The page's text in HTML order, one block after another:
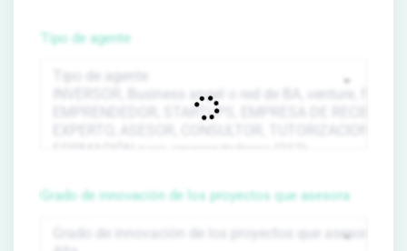
Tipo de agente
Grado de innovación de los proyectos que asesora